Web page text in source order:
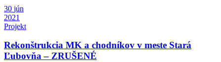
30 jún
2021
Projekt
Rekonštrukcia MK a chodníkov v meste Stará
Ľubovňa – ZRUŠENÉ